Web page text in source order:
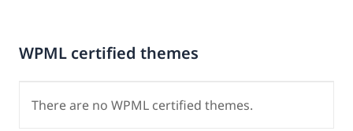
WPML certified themes
There are no WPML certified themes.